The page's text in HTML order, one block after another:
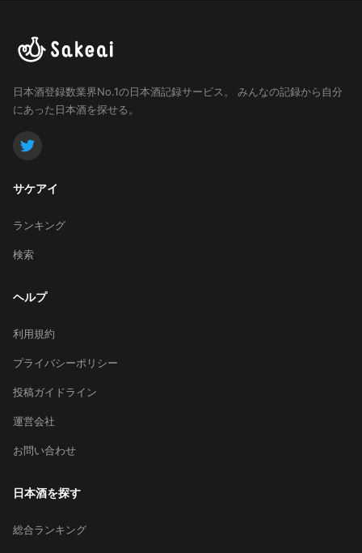
日本酒登録数業界No.1の日本酒記録サービス。
みんなの記録から自分
にあった日本酒を探せる。
サケアイ
ランキング
検索
ヘルプ
利用規約
プライバシーポリシー
投稿ガイドライン
運営会社
お問い合わせ
日本酒を探す
総合ランキング